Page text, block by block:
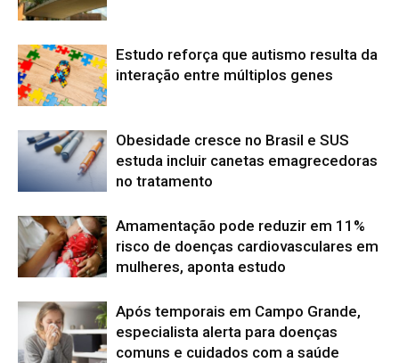
Estudo reforça que autismo resulta da
interação entre múltiplos genes
Obesidade cresce no Brasil e SUS
estuda incluir canetas emagrecedoras
no tratamento
Amamentação pode reduzir em 11%
risco de doenças cardiovasculares em
mulheres, aponta estudo
Após temporais em Campo Grande,
especialista alerta para doenças
comuns e cuidados com a saúde